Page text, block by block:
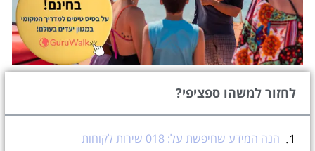
לחזור למשהו ספציפי?
הנה המידע שחיפשת על: 018 שירות לקוחות